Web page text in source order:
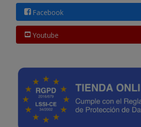
Facebook
Youtube